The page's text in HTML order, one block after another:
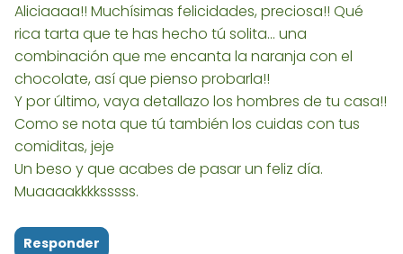
Aliciaaaa!! Muchísimas felicidades, preciosa!! Qué
rica tarta que te has hecho tú solita... una
combinación que me encanta la naranja con el
chocolate, así que pienso probarla!!
Y por último, vaya detallazo los hombres de tu casa!!
Como se nota que tú también los cuidas con tus
comiditas, jeje
Un beso y que acabes de pasar un feliz día.
Muaaaakkkksssss.
Responder